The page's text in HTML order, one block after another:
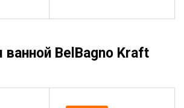
BelBagno Kraft